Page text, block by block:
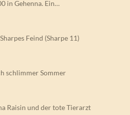
in Gehenna. Ein…
Feind (Sharpe 11)
schlimmer Sommer
Raisin und der tote Tierarzt